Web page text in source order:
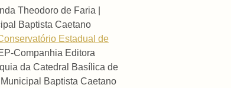
Theodoro de Faria |
Baptista Caetano
Estadual de
Companhia Editora
da Catedral Basílica de
Baptista Caetano